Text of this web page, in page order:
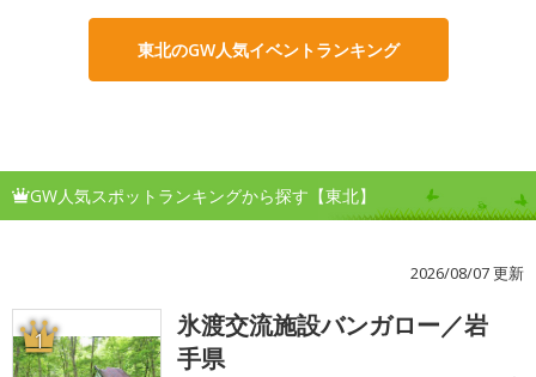
東北のGW人気イベントランキング
GW人気スポットランキングから探す【東北】
2026/08/07 更新
1
氷渡交流施設バンガロー／岩
手県